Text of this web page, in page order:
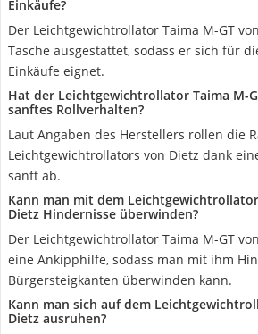
Einkäufe?
Der Leichtgewichtrollator Taima M-GT
Tasche ausgestattet, sodass er sich für
Einkäufe eignet.
Hat der Leichtgewichtrollator Taima M-
sanftes Rollverhalten?
Laut Angaben des Herstellers rollen die
Leichtgewichtrollators von Dietz dank
sanft ab.
Kann man mit dem
Dietz Hindernisse überwinden?
Der Leichtgewichtrollator Taima M-GT
eine Ankipphilfe, sodass man mit ihm
Bürgersteigkanten überwinden kann.
Kann man sich auf dem
Dietz ausruhen?